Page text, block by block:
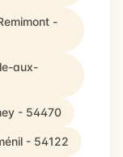
-
aux-
- 54470
- 54122